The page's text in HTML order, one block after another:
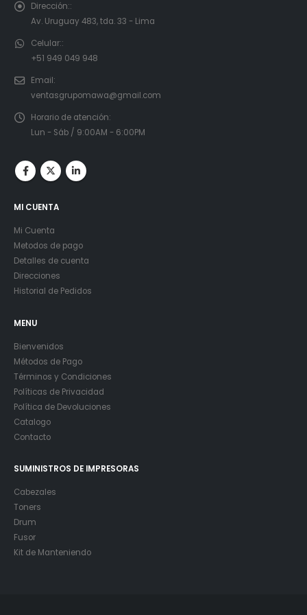
Dirección::
Av. Uruguay 483, tda. 33 - Lima
Celular::
+51 949 049 948
Email:
ventasgrupomawa@gmail.com
Horario de atención:
Lun - Sáb / 9:00AM - 6:00PM
MI CUENTA
Mi Cuenta
Metodos de pago
Detalles de cuenta
Direcciones
Historial de Pedidos
MENU
Bienvenidos
Métodos de Pago
Términos y Condiciones
Políticas de Privacidad
Política de Devoluciones
Catalogo
Contacto
SUMINISTROS DE IMPRESORAS
Cabezales
Toners
Drum
Fusor
Kit de Manteniendo